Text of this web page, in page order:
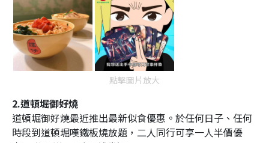
點擊圖片放大
2.道頓堀御好燒
道頓堀御好燒最近推出最新似食優惠。於任何日子、任何
時段到道頓堀嘆鐵板燒放題，二人同行可享一人半價優